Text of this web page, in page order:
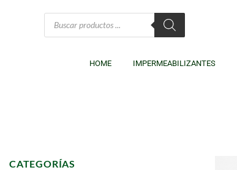
HOME IMPERMEABILIZANTES
CATEGORÍAS